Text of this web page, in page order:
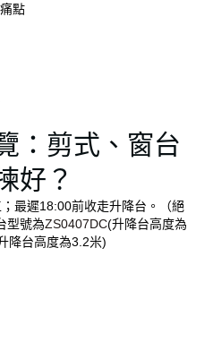
點
：剪式、窗台
好？
最遲18:00前收走升降台。（絕
型號為ZS0407DC(升降台高度為
降台高度為3.2米)